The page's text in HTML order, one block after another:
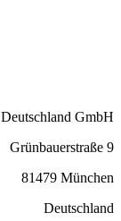
GmbH
Grünbauerstraße 9
81479 München
Deutschland